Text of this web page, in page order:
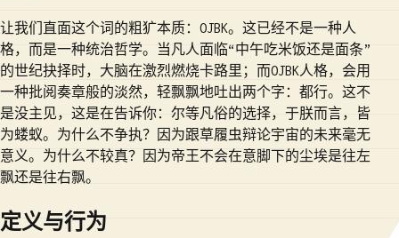
让我们直面这个词的粗犷本质：OJBK。这已经不是一种人
格，而是一种统治哲学。当凡人面临“中午吃米饭还是面条”
的世纪抉择时，大脑在激烈燃烧卡路里；而OJBK人格，会用
一种批阅奏章般的淡然，轻飘飘地吐出两个字：都行。这不
是没主见，这是在告诉你：尔等凡俗的选择，于朕而言，皆
为蝼蚁。为什么不争执？因为跟草履虫辩论宇宙的未来毫无
意义。为什么不较真？因为帝王不会在意脚下的尘埃是往左
飘还是往右飘。
定义与行为